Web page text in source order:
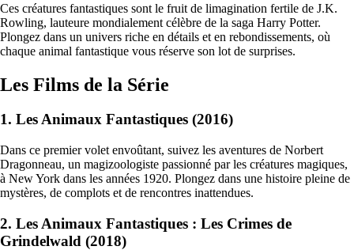
Ces créatures fantastiques sont le fruit de limagination fertile de J.K.
Rowling, lauteure mondialement célèbre de la saga Harry Potter.
Plongez dans un univers riche en détails et en rebondissements, où
chaque animal fantastique vous réserve son lot de surprises.
Les Films de la Série
1. Les Animaux Fantastiques (2016)
Dans ce premier volet envoûtant, suivez les aventures de Norbert
Dragonneau, un magizoologiste passionné par les créatures magiques,
à New York dans les années 1920. Plongez dans une histoire pleine de
mystères, de complots et de rencontres inattendues.
2. Les Animaux Fantastiques : Les Crimes de
Grindelwald (2018)